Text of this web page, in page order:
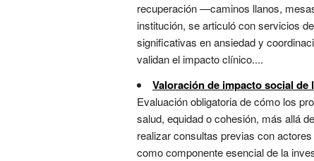
recuperación —caminos llanos,
institución, se articuló con servicios
significativas en ansiedad y
validan el impacto clínico....
Valoración de impacto social de
Evaluación obligatoria de cómo los
salud, equidad o cohesión, más allá
realizar consultas previas con
como componente esencial de la